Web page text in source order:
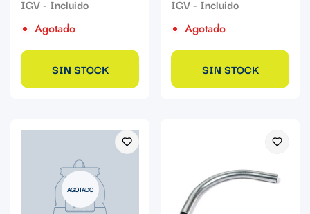
Agotado
SIN STOCK
Agotado
SIN STOCK
AGOTADO